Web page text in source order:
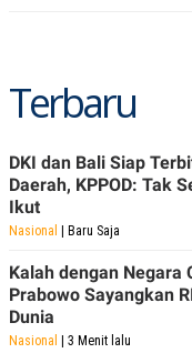
P
A
T
D
A
T
I
M
G
E
S
K
O
T
A
L
I
S
U
Terbaru
DKI dan Bali Siap
Daerah, KPPOD: Tak
Ikut
Nasional | Baru Saja
Kalah dengan Negara
Prabowo Sayangkan
Dunia
Nasional | 3 Menit lalu